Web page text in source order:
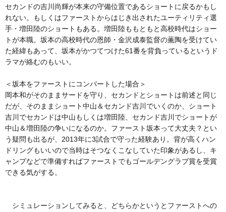
セカンドの吉川尚輝が本来の守備位置であるショートに戻るかもし
れない。もしくはファーストからはじき出されたユーティリティ選
手・増田陸のショートもある。増田陸ももともと高校時代はショー
トが本職。坂本の高校時代の恩師・金沢成泰監督の薫陶を受けてい
た経緯もあって、坂本がかつてつけた61番を背負っているというド
ラマが絡むのもいい。
＜坂本をファーストにコンバートした場合＞
岡本和がそのままサードを守り、セカンドとショートは前述と同じ
だが、そのままショート中山＆セカンド吉川でいくのか、ショート
吉川でセカンドは中山もしくは増田陸、セカンド吉川でショートが
中山＆増田陸の争いになるのか。ファースト坂本って大丈夫？とい
う疑問も出るが、2013年に3試合で守った経験あり。背が高くハン
ドリングもいいので当時はそつなくこなしていた印象があるし、キ
ャンプなどで準備すればファーストでもゴールデングラブ賞を受賞
できる気がする。
シミュレーションしてみると、どちらかというとファーストへの